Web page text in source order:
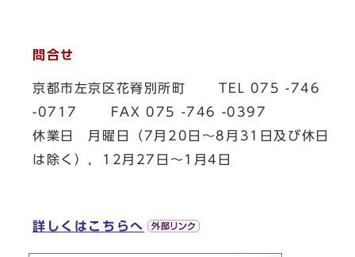
問合せ
京都市左京区花脊別所町 TEL 075 -746
-0717 FAX 075 -746 -0397
休業日 月曜日（7月20日～8月31日及び休日
は除く），12月27日～1月4日
詳しくはこちらへ